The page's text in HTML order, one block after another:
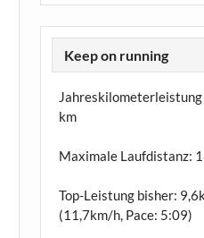
Keep on running
km
Maximale Laufdistanz:
Top-Leistung bisher:
(11,7km/h, Pace: 5:09)